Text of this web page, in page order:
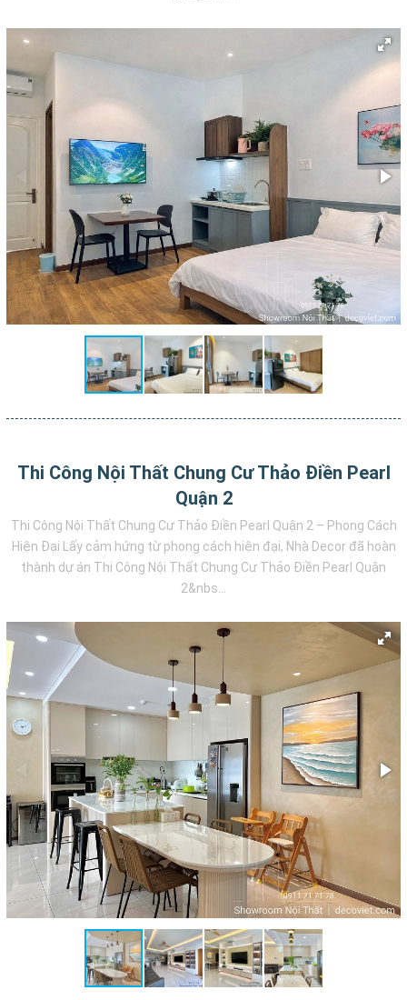
Thi Công Nội Thất Chung Cư Thảo Điền Pearl
Quận 2
Thi Công Nội Thất Chung Cư Thảo Điền Pearl Quận 2 – Phong Cách
Hiện Đại Lấy cảm hứng từ phong cách hiện đại, Nhà Decor đã hoàn
thành dự án Thi Công Nội Thất Chung Cư Thảo Điền Pearl Quận
2&nbs...